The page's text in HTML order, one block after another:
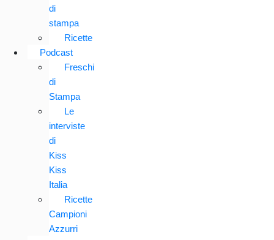
di
stampa
Ricette
Podcast
Freschi
di
Stampa
Le
interviste
di
Kiss
Kiss
Italia
Ricette
Campioni
Azzurri